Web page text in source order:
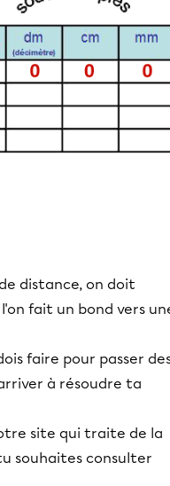
distance, on doit
fait un bond vers
faire pour passer
à résoudre ta
site qui traite de la
souhaites consulter